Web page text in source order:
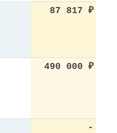
87 817 ₽
490 000 ₽
-